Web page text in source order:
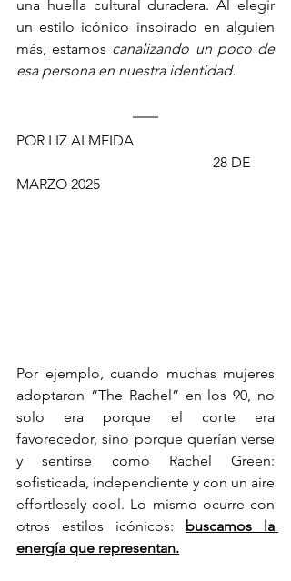
una huella cultural duradera. Al elegir
un estilo icónico inspirado en alguien
más, estamos canalizando un poco de
esa persona en nuestra identidad.
POR LIZ ALMEIDA
                                                      28 DE
MARZO 2025
Por ejemplo, cuando muchas mujeres
adoptaron “The Rachel” en los 90, no
solo era porque el corte era
favorecedor, sino porque querían verse
y sentirse como Rachel Green:
sofisticada, independiente y con un aire
effortlessly cool. Lo mismo ocurre con
otros estilos icónicos: buscamos la
energía que representan.